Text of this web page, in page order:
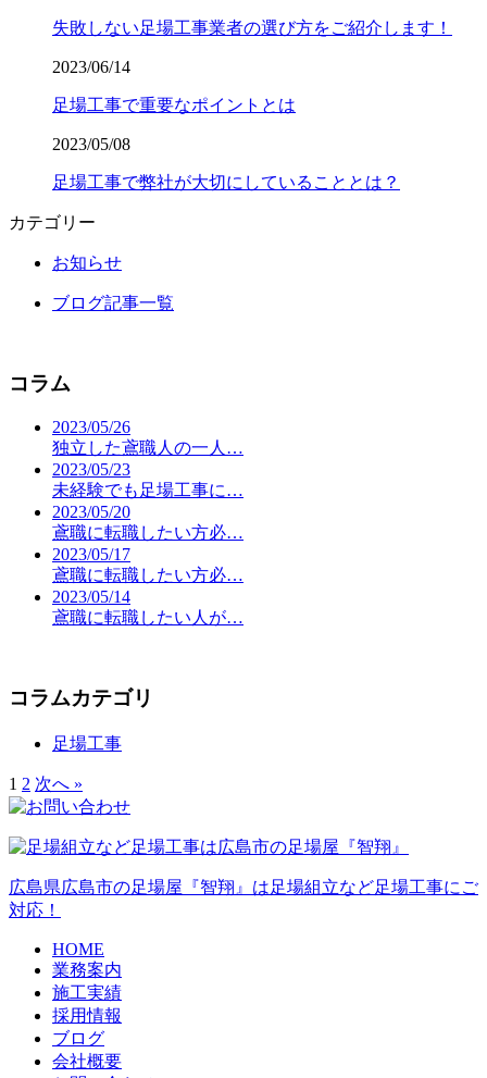
失敗しない足場工事業者の選び方をご紹介します！
2023/06/14
足場工事で重要なポイントとは
2023/05/08
足場工事で弊社が大切にしていることとは？
カテゴリー
お知らせ
ブログ記事一覧
コラム
2023/05/26
独立した鳶職人の一人…
2023/05/23
未経験でも足場工事に…
2023/05/20
鳶職に転職したい方必…
2023/05/17
鳶職に転職したい方必…
2023/05/14
鳶職に転職したい人が…
コラムカテゴリ
足場工事
1 2 次へ »
広島県広島市の足場屋『智翔』は足場組立など足場工事にご
対応！
HOME
業務案内
施工実績
採用情報
ブログ
会社概要